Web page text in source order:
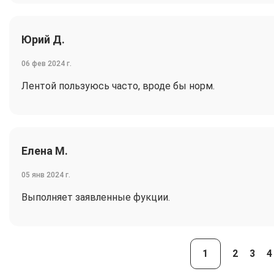
Юрий Д.
06 фев 2024 г.
Лентой пользуюсь часто, вроде бы норм.
Елена М.
05 янв 2024 г.
Выполняет заявленные фукции.
1 2 3 4